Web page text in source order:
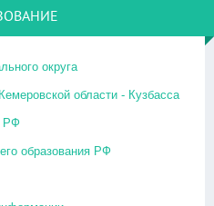
округа
области - Кузбасса
РФ
образования РФ